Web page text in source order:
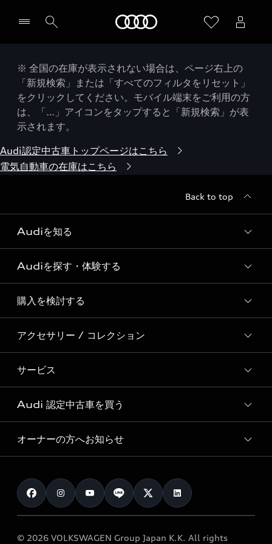
※ 全国の在庫が表示されない場合は、ページ右上の
「新規検索」または「すべてのフィルタをリセット」
をクリックしてください。モバイル端末をご利用の方
は、「…」アイコンをタップすると「新規検索」が表
示されます。
Audi認定中古車トップページはこちら
電気自動車の在庫はこちら
Back to top
Audiを知る
Audi ブランド
Story of Progress
Audi Sport
Formula 1®
デジタルサービス
Audiを探す・体験する
ディーラー検索
新車在庫検索
試乗車・展示車検索
見積り依頼
試乗予約
購入を検討する
モデル一覧
特別仕様モデル / 限定モデル
e-tronラインアップ
価格シミュレーション
車両比較
カタログ一覧
アクセサリー / コレクション
純正アクセサリー
オンラインショップ
Audi collection
アウディナビアプリ
サービス
サービス入庫予約
サービスプログラム
メンテナンス
車検 / 定期点検
e-tronアフターサポート
Audi 認定中古車を買う
Audi認定中古車
クオリティ
保証
メンテナンス
オーナーの方へお知らせ
お知らせ
オーナー様向けキャンペーン
© 2026 VOLKSWAGEN Group Japan K.K. All rights